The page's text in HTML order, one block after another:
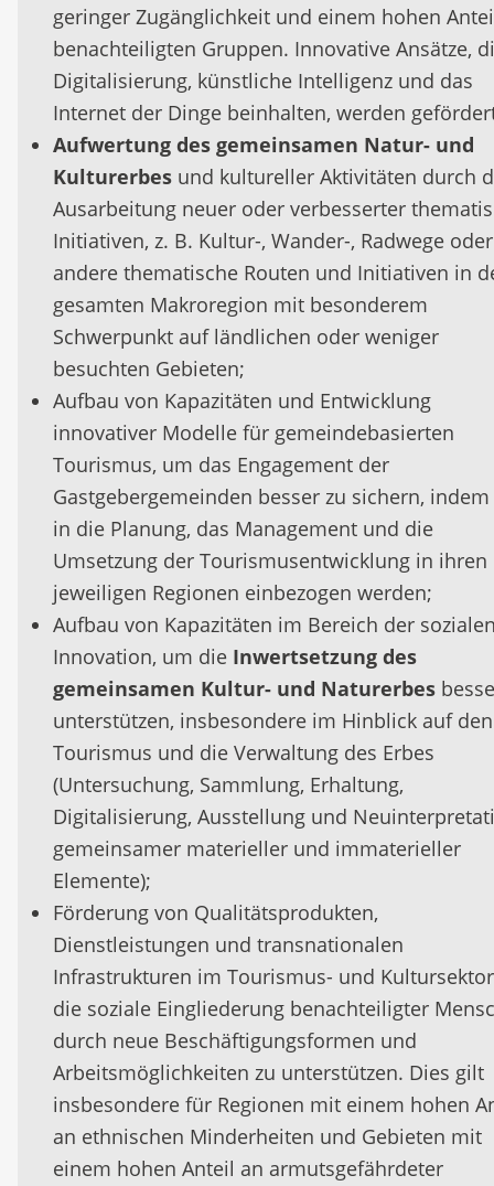
geringer Zugänglichkeit und einem hohen
benachteiligten Gruppen. Innovative Ansätze,
Digitalisierung, künstliche Intelligenz und das
Internet der Dinge beinhalten, werden
Aufwertung des gemeinsamen Natur- und
Kulturerbes und kultureller Aktivitäten durch
Ausarbeitung neuer oder verbesserter
Initiativen, z. B. Kultur-, Wander-, Radwege oder
andere thematische Routen und Initiativen in
gesamten Makroregion mit besonderem
Schwerpunkt auf ländlichen oder weniger
besuchten Gebieten;
Aufbau von Kapazitäten und Entwicklung
innovativer Modelle für gemeindebasierten
Tourismus, um das Engagement der
Gastgebergemeinden besser zu sichern,
in die Planung, das Management und die
Umsetzung der Tourismusentwicklung in ihren
jeweiligen Regionen einbezogen werden;
Aufbau von Kapazitäten im Bereich der
Innovation, um die Inwertsetzung des
gemeinsamen Kultur- und Naturerbes
unterstützen, insbesondere im Hinblick auf den
Tourismus und die Verwaltung des Erbes
(Untersuchung, Sammlung, Erhaltung,
Digitalisierung, Ausstellung und
gemeinsamer materieller und immaterieller
Elemente);
Förderung von Qualitätsprodukten,
Dienstleistungen und transnationalen
Infrastrukturen im Tourismus- und
die soziale Eingliederung benachteiligter
durch neue Beschäftigungsformen und
Arbeitsmöglichkeiten zu unterstützen. Dies gilt
insbesondere für Regionen mit einem hohen
an ethnischen Minderheiten und Gebieten mit
einem hohen Anteil an armutsgefährdeter